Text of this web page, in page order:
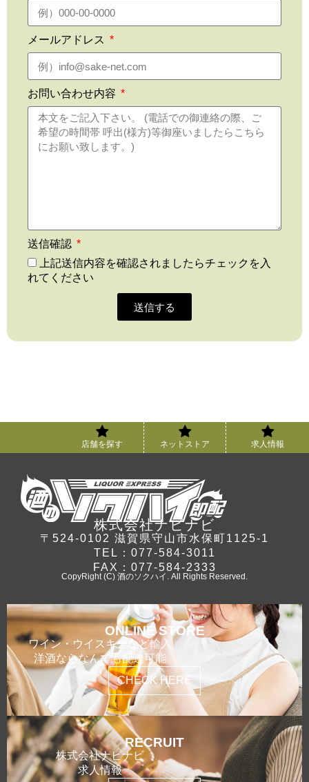
メールアドレス
お問い合わせ内容
送信確認
上記送信内容を確認されましたらチェックを入
れてください
送信する
店舗を探す ネットストア 求人情報
株式会社ナビナビ
〒524-0102 滋賀県守山市水保町1125-1
TEL：077-584-3011
FAX：077-584-2333
CopyRight (C) 酒のソクハイ. All Rights Reserved.
ONLINE STORE
ワイン・ウイスキーなど輸入
洋酒ならなんでも配達可能
CHECK HERE
RECRUIT
株式会社ナビナビ
求人情報